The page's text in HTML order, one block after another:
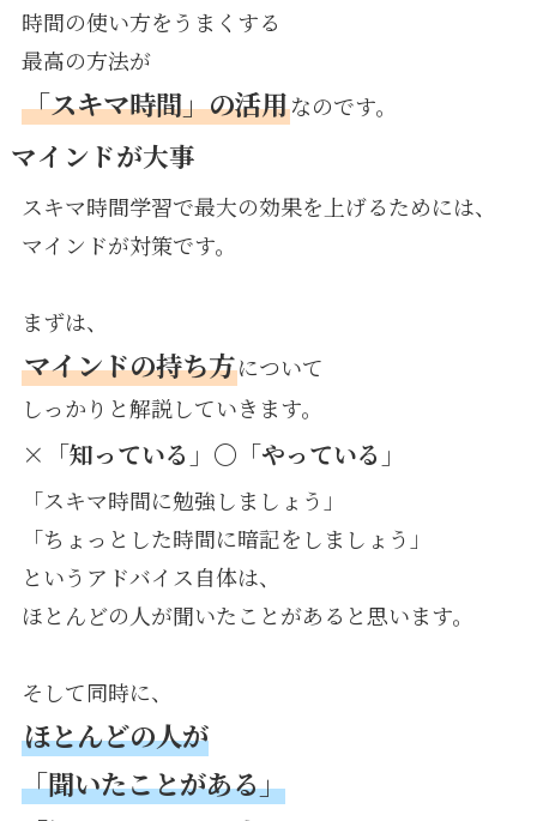
時間の使い方をうまくする
最高の方法が
「スキマ時間」の活用なのです。
マインドが大事
スキマ時間学習で最大の効果を上げるためには、
マインドが対策です。
まずは、
マインドの持ち方について
しっかりと解説していきます。
×「知っている」〇「やっている」
「スキマ時間に勉強しましょう」
「ちょっとした時間に暗記をしましょう」
というアドバイス自体は、
ほとんどの人が聞いたことがあると思います。
そして同時に、
ほとんどの人が
「聞いたことがある」